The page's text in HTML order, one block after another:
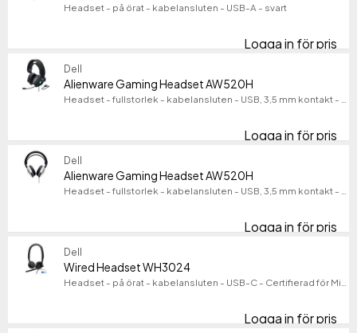
Headset - på örat - kabelansluten - USB-A - svart
Logga in för pris
Dell
Alienware Gaming Headset AW520H
Headset - fullstorlek - kabelansluten - USB, 3,5 mm kontakt - Dark Side of the Moon
Logga in för pris
Dell
Alienware Gaming Headset AW520H
Headset - fullstorlek - kabelansluten - USB, 3,5 mm kontakt - månljus
Logga in för pris
Dell
Wired Headset WH3024
Headset - på örat - kabelansluten - USB-C - Certifierad för Microsoft-teams, Zoomcertifierad
Logga in för pris